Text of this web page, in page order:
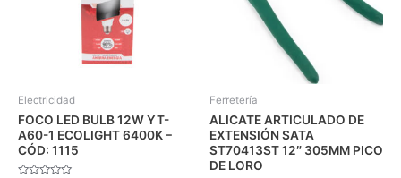
Electricidad
FOCO LED BULB 12W YT-
A60-1 ECOLIGHT 6400K –
CÓD: 1115
Ferretería
ALICATE ARTICULADO DE
EXTENSIÓN SATA
ST70413ST 12″ 305MM PICO
DE LORO